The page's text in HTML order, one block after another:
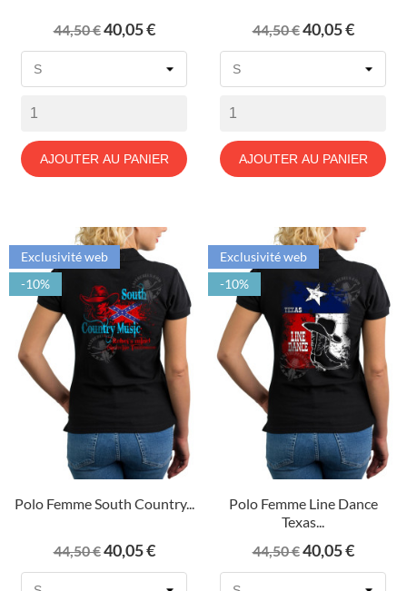
Prix
de
44,50 €Prix
40,05 €
AJOUTER AU PANIER
Prix
de
44,50 €Prix
40,05 €
AJOUTER AU PANIER
Polo Femme South Country...
Prix
de
44,50 €Prix
40,05 €
Exclusivité web
-10%
Polo Femme Line Dance
Texas...
Prix
de
44,50 €Prix
40,05 €
Exclusivité web
-10%